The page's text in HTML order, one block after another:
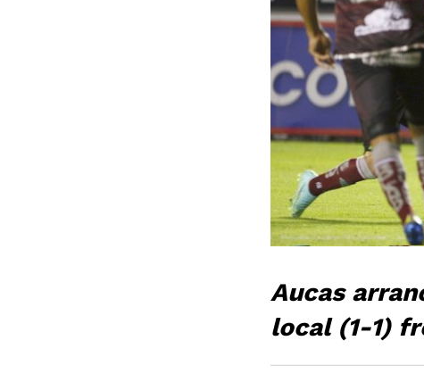
Aucas
local (1-1)